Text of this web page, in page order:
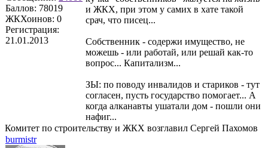
Баллов: 78019
ЖКХоинов: 0
Регистрация:
21.01.2013
и ЖКХ, при этом у самих в хате такой
срач, что писец...
Собственник - содержи имущество, не
можешь - или работай, или решай как-то
вопрос... Капитализм...
ЗЫ: по поводу инвалидов и стариков - тут
согласен, пусть государство помогает... А
когда алканавты ушатали дом - пошли они
нафиг...
Комитет по строительству и ЖКХ возглавил Сергей Пахомов
burmistr